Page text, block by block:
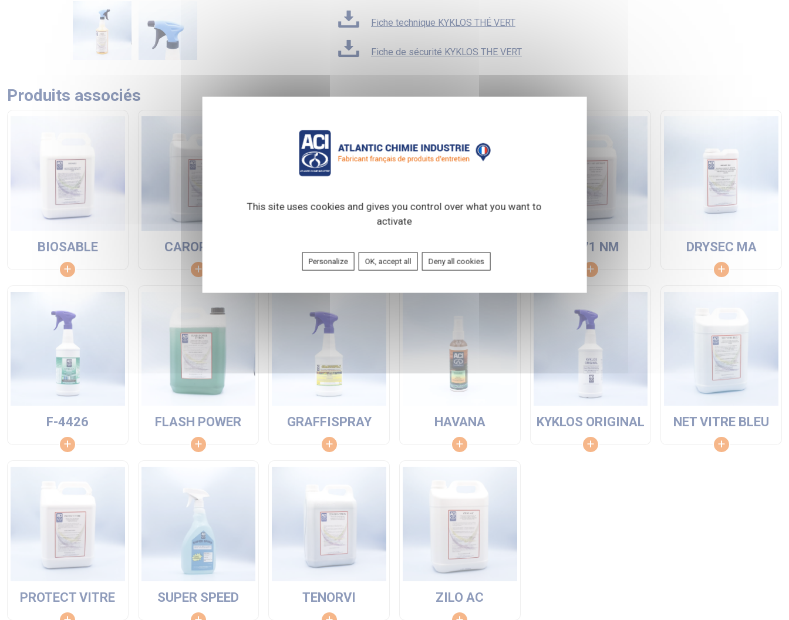
Fiche technique KYKLOS THÉ VERT
Fiche de sécurité KYKLOS THE VERT
Produits associés
BIOSABLE CAROPROP DP 71 NM DRYSEC MA
F-4426 FLASH POWER GRAFFISPRAY HAVANA KYKLOS ORIGINAL NET VITRE BLEU
PROTECT VITRE SUPER SPEED TENORVI ZILO AC
This site uses cookies and gives you control over what you want to
activate
Personalize OK, accept all Deny all cookies